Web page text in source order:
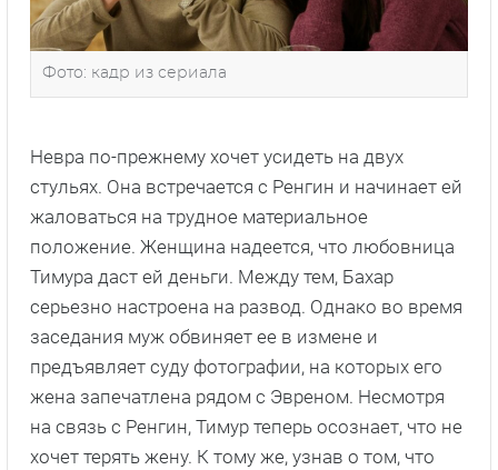
Фото: кадр из сериала
Невра по-прежнему хочет усидеть на двух
стульях. Она встречается с Ренгин и начинает ей
жаловаться на трудное материальное
положение. Женщина надеется, что любовница
Тимура даст ей деньги. Между тем, Бахар
серьезно настроена на развод. Однако во время
заседания муж обвиняет ее в измене и
предъявляет суду фотографии, на которых его
жена запечатлена рядом с Эвреном. Несмотря
на связь с Ренгин, Тимур теперь осознает, что не
хочет терять жену. К тому же, узнав о том, что